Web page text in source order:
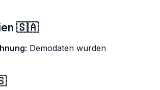
🇸🇦
Demodaten wurden